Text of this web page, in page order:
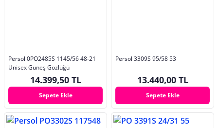
Persol 0PO2485S 1145/56 48-21
Unisex Güneş Gözlüğü
14.399,50 TL
Sepete Ekle
Persol 3309S 95/58 53
13.440,00 TL
Sepete Ekle